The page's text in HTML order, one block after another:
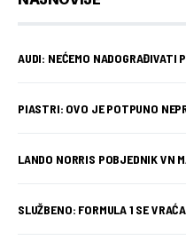
AUDI: NEĆEMO NADOGRAĐIVATI
PIASTRI: OVO JE POTPUNO
LANDO NORRIS POBJEDNIK VN
SLUŽBENO: FORMULA 1 SE